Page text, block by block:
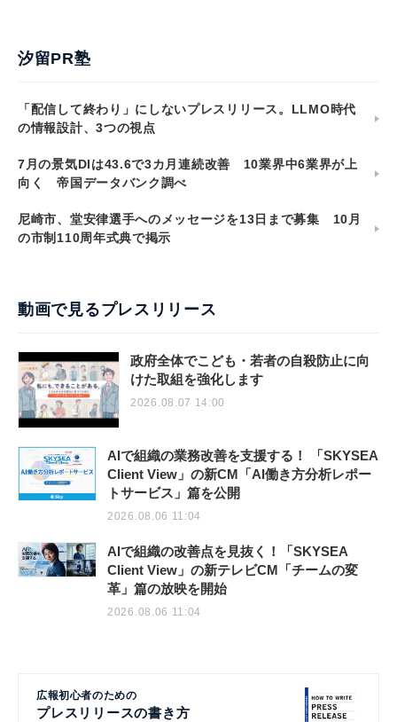
汐留PR塾
「配信して終わり」にしないプレスリリース。LLMO時代
の情報設計、3つの視点
7月の景気DIは43.6で3カ月連続改善 10業界中6業界が上
向く 帝国データバンク調べ
尼崎市、堂安律選手へのメッセージを13日まで募集 10月
の市制110周年式典で掲示
動画で見るプレスリリース
政府全体でこども・若者の自殺防止に向
けた取組を強化します
2026.08.07 14:00
AIで組織の業務改善を支援する！ 「SKYSEA
Client View」の新CM「AI働き方分析レポー
トサービス」篇を公開
2026.08.06 11:04
AIで組織の改善点を見抜く！「SKYSEA
Client View」の新テレビCM「チームの変
革」篇の放映を開始
2026.08.06 11:04
広報初心者のための
プレスリリースの書き方